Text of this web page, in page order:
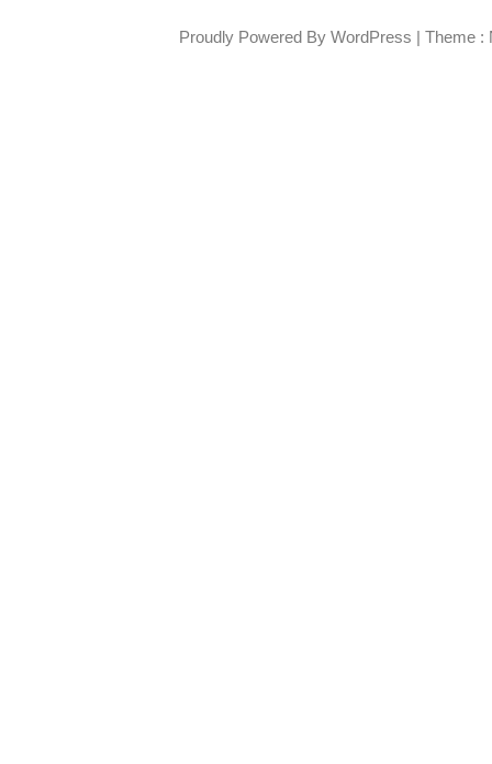
Proudly Powered By WordPress | Theme :